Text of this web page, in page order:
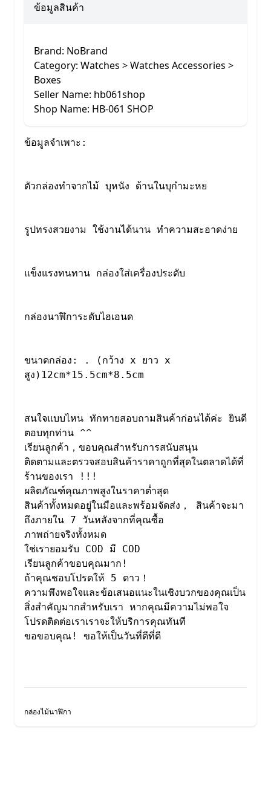
ข้อมูลสินค้า
Brand: NoBrand
Category: Watches > Watches Accessories >
Boxes
Seller Name: hb061shop
Shop Name: HB-061 SHOP
ข้อมูลจำเพาะ:
ตัวกล่องทำจากไม้ บุหนัง ด้านในบุกำมะหย
รูปทรงสวยงาม ใช้งานได้นาน ทำความสะอาดง่าย
แข็งแรงทนทาน กล่องใส่เครื่องประดับ
กล่องนาฬิการะดับไฮเอนด
ขนาดกล่อง: . (กว้าง x ยาว x
สูง)12cm*15.5cm*8.5cm
สนใจแบบไหน ทักทายสอบถามสินค้าก่อนได้ค่ะ ยินดี
ตอบทุกท่าน ^^
เรียนลูกค้า，ขอบคุณสำหรับการสนับสนุน
ติดตามและตรวจสอบสินค้าราคาถูกที่สุดในตลาดได้ที่
ร้านของเรา !!!
ผลิตภัณฑ์คุณภาพสูงในราคาต่ำสุด
สินค้าทั้งหมดอยู่ในมือและพร้อมจัดส่ง， สินค้าจะมา
ถึงภายใน 7 วันหลังจากที่คุณซื้อ
ภาพถ่ายจริงทั้งหมด
ใช่เรายอมรับ COD มี COD
เรียนลูกค้าขอบคุณมาก!
ถ้าคุณชอบโปรดให้ 5 ดาว！
ความพึงพอใจและข้อเสนอแนะในเชิงบวกของคุณเป็น
สิ่งสำคัญมากสำหรับเรา หากคุณมีความไม่พอใจ
โปรดติดต่อเราเราจะให้บริการคุณทันที
ขอขอบคุณ! ขอให้เป็นวันที่ดีที่ดี
กล่องไม้นาฬิกา